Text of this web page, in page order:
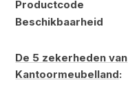
Productcode
Beschikbaarheid
De 5 zekerheden van
Kantoormeubelland: